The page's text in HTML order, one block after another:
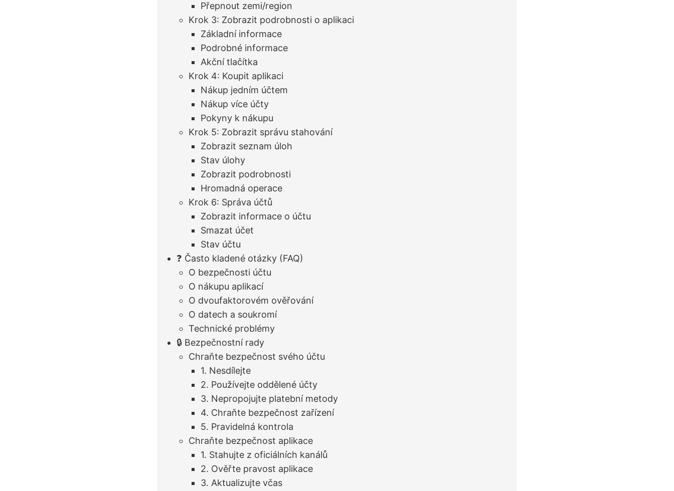
Přepnout zemi/region
Krok 3: Zobrazit podrobnosti o aplikaci
Základní informace
Podrobné informace
Akční tlačítka
Krok 4: Koupit aplikaci
Nákup jedním účtem
Nákup více účty
Pokyny k nákupu
Krok 5: Zobrazit správu stahování
Zobrazit seznam úloh
Stav úlohy
Zobrazit podrobnosti
Hromadná operace
Krok 6: Správa účtů
Zobrazit informace o účtu
Smazat účet
Stav účtu
❓ Často kladené otázky (FAQ)
O bezpečnosti účtu
O nákupu aplikací
O dvoufaktorovém ověřování
O datech a soukromí
Technické problémy
🔒 Bezpečnostní rady
Chraňte bezpečnost svého účtu
1. Nesdílejte
2. Používejte oddělené účty
3. Nepropojujte platební metody
4. Chraňte bezpečnost zařízení
5. Pravidelná kontrola
Chraňte bezpečnost aplikace
1. Stahujte z oficiálních kanálů
2. Ověřte pravost aplikace
3. Aktualizujte včas